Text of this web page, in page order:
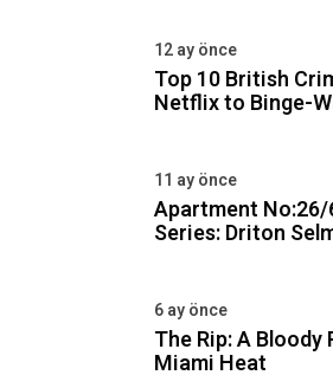
12 ay önce
Top 10 British
Netflix to Binge-
11 ay önce
Apartment
Series: Driton
6 ay önce
The Rip: A Bloody
Miami Heat